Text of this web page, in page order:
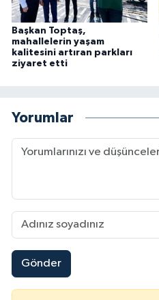
Başkan Toptaş,
mahallelerin yaşam
kalitesini artıran parkları
ziyaret etti
Yorumlar
Gönder